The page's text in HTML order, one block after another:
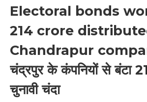
Electoral bonds
214 crore
Chandrapur
चंद्रपुर के कंपनियों से बंटा
चुनावी चंदा